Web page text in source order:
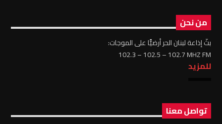
من نحن
بثّ إذاعة لبنان الحر أرضيًّا على الموجات:
102.3 – 102.5 – 102.7 MHZ FM
للمزيد
تواصل معنا